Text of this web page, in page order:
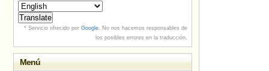
* Servicio ofrecido por Google. No nos hacemos responsables de
los posibles errores en la traducción.
Menú